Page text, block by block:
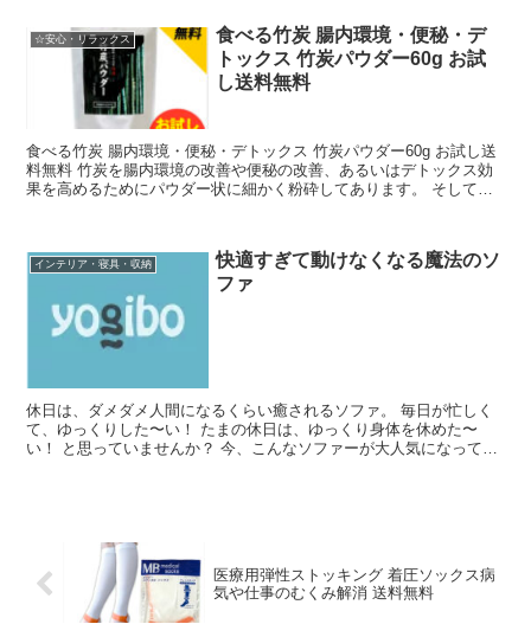
☆安心・リラックス
食べる竹炭 腸内環境・便秘・デ
トックス 竹炭パウダー60g お試
し送料無料
食べる竹炭 腸内環境・便秘・デトックス 竹炭パウダー60g お試し送
料無料 竹炭を腸内環境の改善や便秘の改善、あるいはデトックス効
果を高めるためにパウダー状に細かく粉砕してあります。 そして、
インテリア・寝具・収納
快適すぎて動けなくなる魔法のソ
ファ
休日は、ダメダメ人間になるくらい癒されるソファ。 毎日が忙しく
て、ゆっくりした〜い！ たまの休日は、ゆっくり身体を休めた〜
い！ と思っていませんか？ 今、こんなソファーが大人気になってい
医療用弾性ストッキング 着圧ソックス病
気や仕事のむくみ解消 送料無料